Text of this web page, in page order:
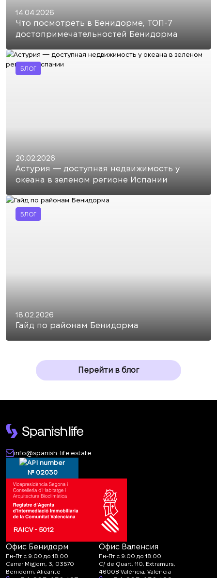
14.04.2026
Что посмотреть в Бенидорме, ТОП-7
достопримечательностей Бенидорма
БЛОГ
20.02.2026
Астурия — доступная недвижимость у
океана в зеленом регионе Испании
БЛОГ
18.02.2026
Гайд по районам Бенидорма
Перейти в блог
info@spanish-life.estate
№ 02030
RAICV - 5012
Офис Бенидорм
Пн-Пт с 9:00 до 18:00
Carrer Migjorn, 3, 03570
Benidorm, Alicante
Офис Валенсия
Пн-Пт с 9:00 до 18:00
C/ de Quart, 110, Extramurs,
46008 València, Valencia